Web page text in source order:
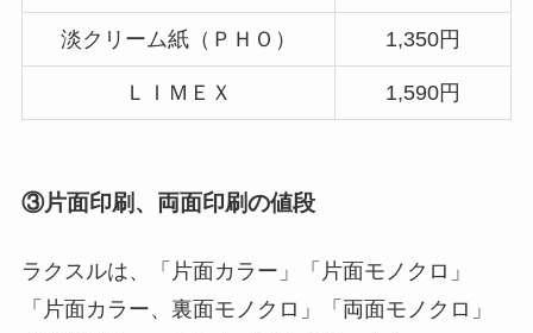
淡クリーム紙（ＰＨＯ） 1,350円
ＬＩＭＥＸ 1,590円
③片面印刷、両面印刷の値段
ラクスルは、「片面カラー」「片面モノクロ」
「片面カラー、裏面モノクロ」「両面モノクロ」